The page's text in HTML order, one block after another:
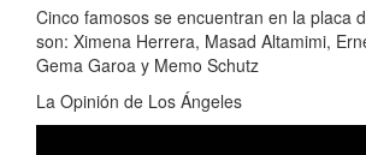
Cinco famosos se encuentran en la placa
son: Ximena Herrera, Masad Altamimi,
Gema Garoa y Memo Schutz
La Opinión de Los Ángeles